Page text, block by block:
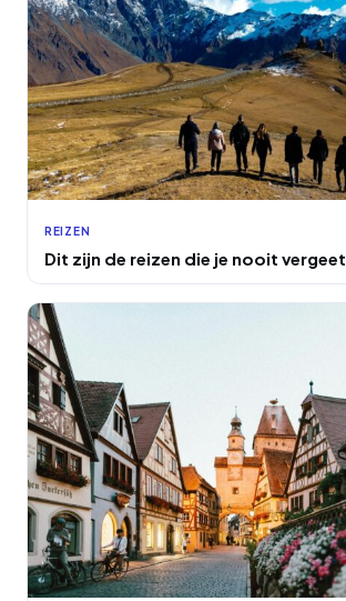
REIZEN
Dit zijn de reizen die je nooit vergeet